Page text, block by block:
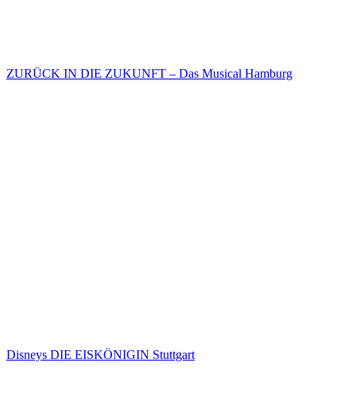
ZURÜCK IN DIE ZUKUNFT – Das Musical Hamburg
Disneys DIE EISKÖNIGIN Stuttgart